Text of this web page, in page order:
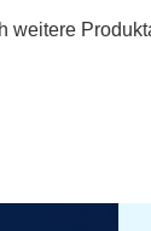
weitere